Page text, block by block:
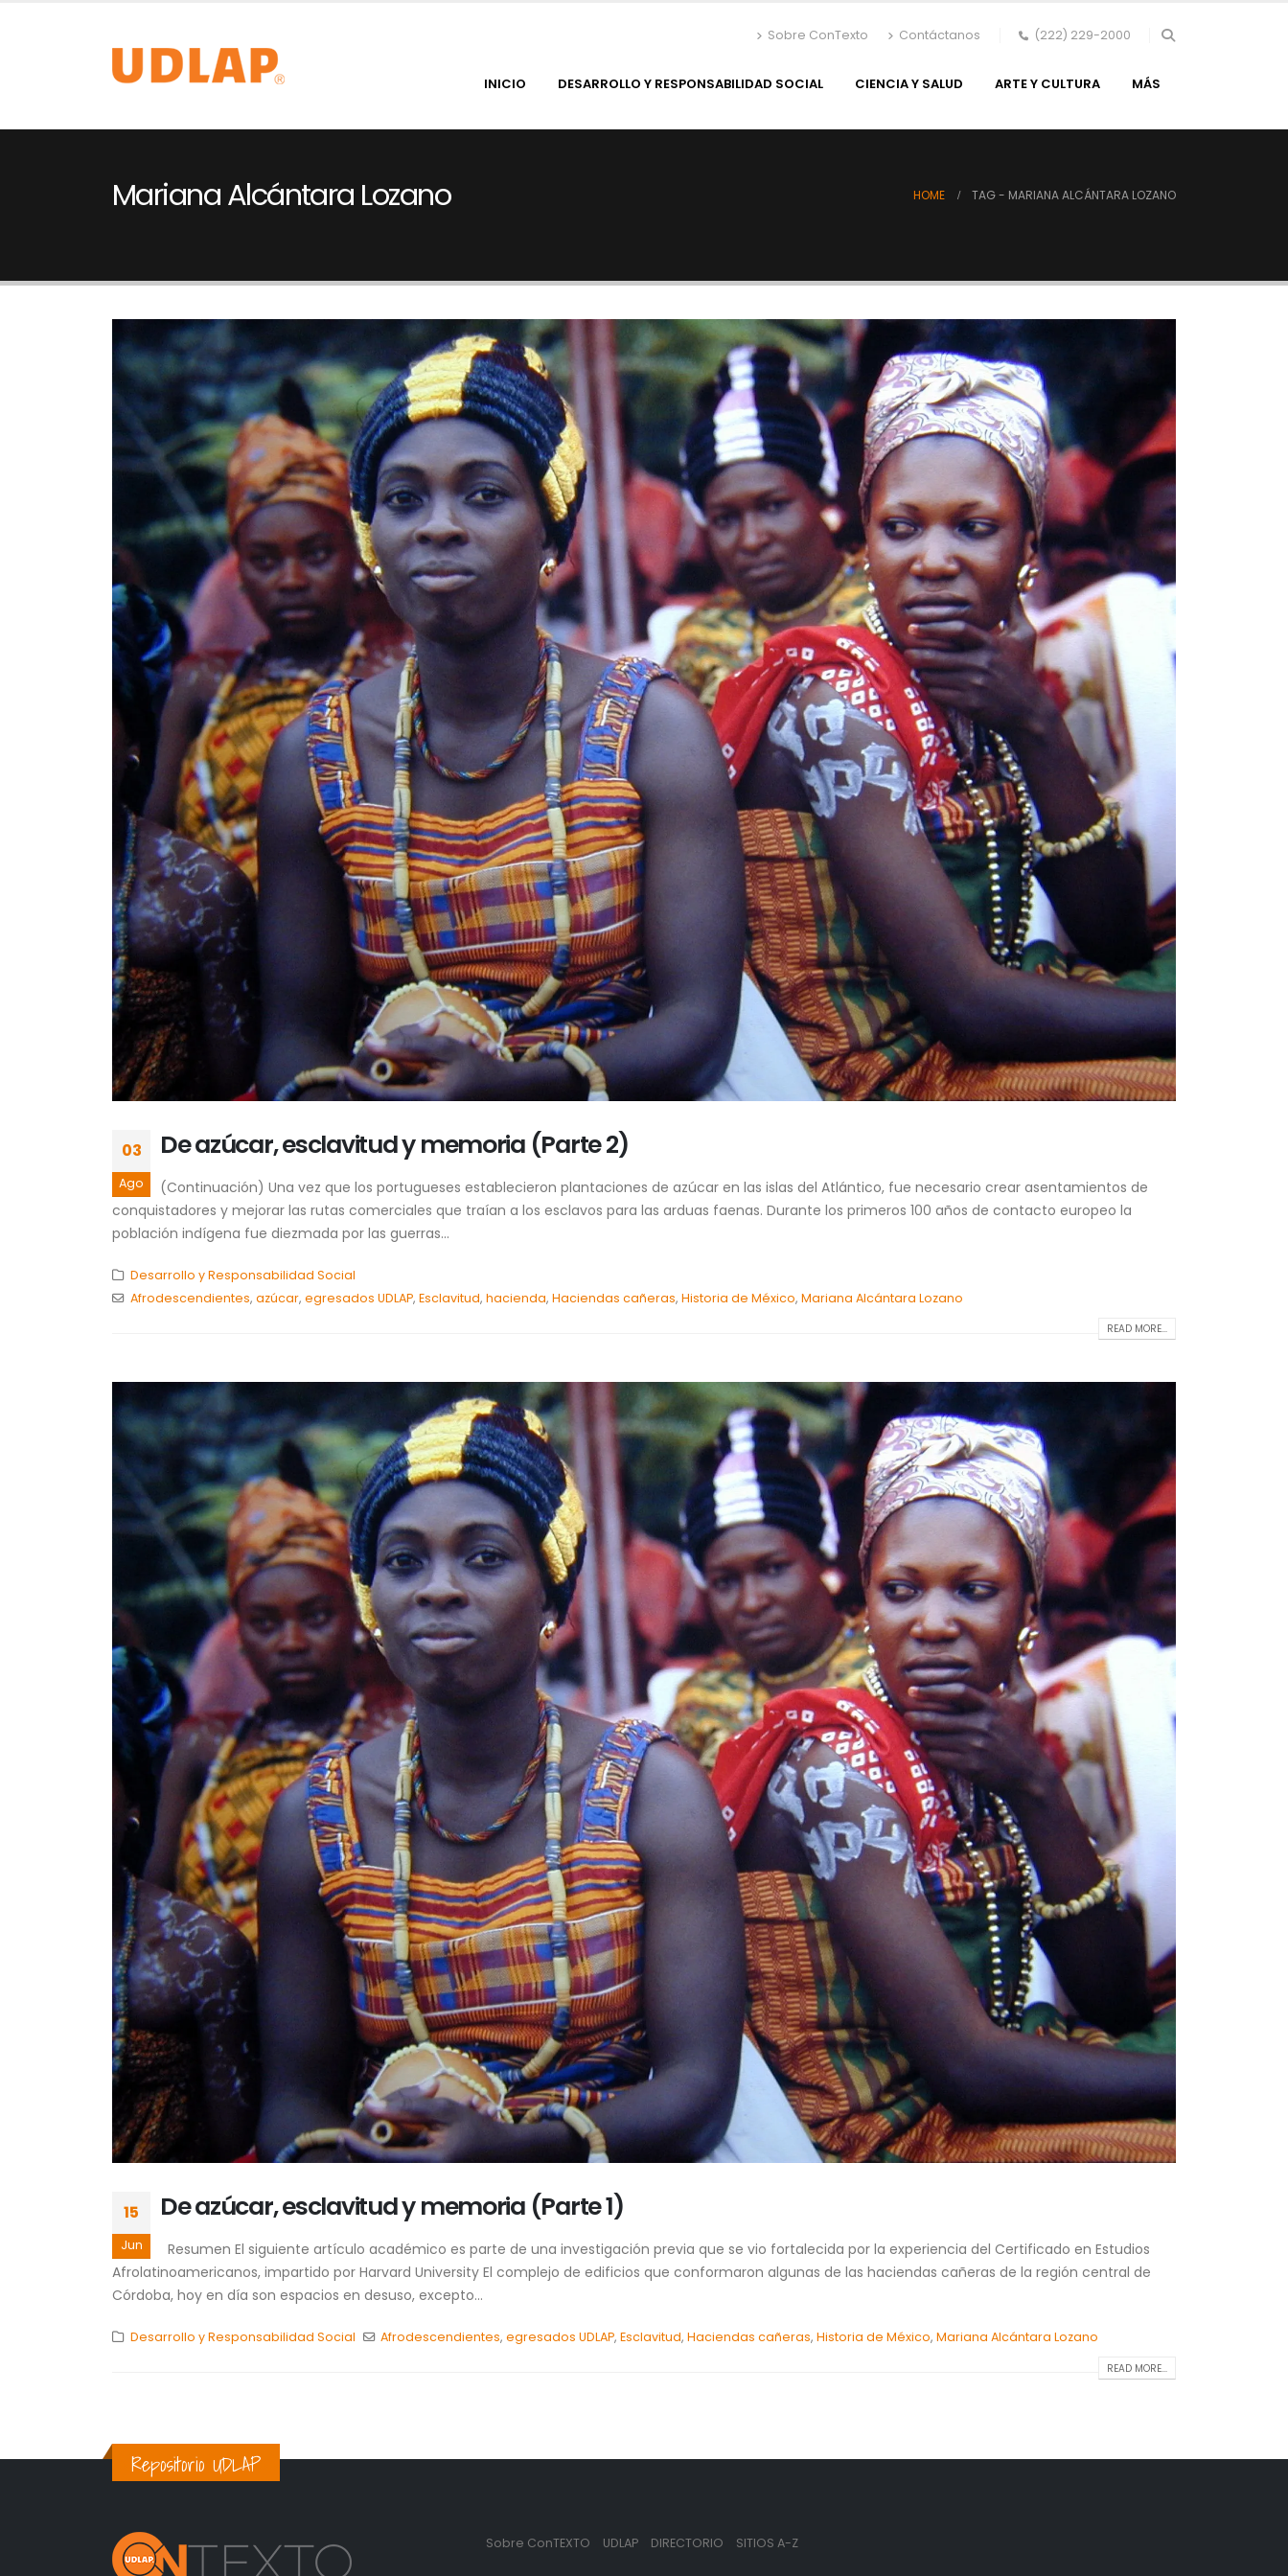
Sobre ConTexto Contáctanos (222) 229-2000
INICIO DESARROLLO Y RESPONSABILIDAD SOCIAL CIENCIA Y SALUD ARTE Y CULTURA MÁS
Mariana Alcántara Lozano HOME TAG - MARIANA ALCÁNTARA LOZANO
03
Ago
De azúcar, esclavitud y memoria (Parte 2)
(Continuación) Una vez que los portugueses establecieron plantaciones de azúcar en las islas del Atlántico, fue necesario crear asentamientos de
conquistadores y mejorar las rutas comerciales que traían a los esclavos para las arduas faenas. Durante los primeros 100 años de contacto europeo la
población indígena fue diezmada por las guerras...
Desarrollo y Responsabilidad Social
Afrodescendientes, azúcar, egresados UDLAP, Esclavitud, hacienda, Haciendas cañeras, Historia de México, Mariana Alcántara Lozano
READ MORE...
15
Jun
De azúcar, esclavitud y memoria (Parte 1)
Resumen El siguiente artículo académico es parte de una investigación previa que se vio fortalecida por la experiencia del Certificado en Estudios
Afrolatinoamericanos, impartido por Harvard University El complejo de edificios que conformaron algunas de las haciendas cañeras de la región central de
Córdoba, hoy en día son espacios en desuso, excepto...
Desarrollo y Responsabilidad Social Afrodescendientes,egresados UDLAP,Esclavitud,Haciendas cañeras,Historia de México,Mariana Alcántara Lozano
READ MORE...
Repositorio UDLAP
Sobre ConTEXTO UDLAP DIRECTORIO SITIOS A-Z